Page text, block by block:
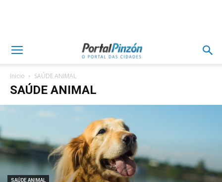
Inicio SAÚDE ANIMAL
SAÚDE ANIMAL
SAÚDE ANIMAL